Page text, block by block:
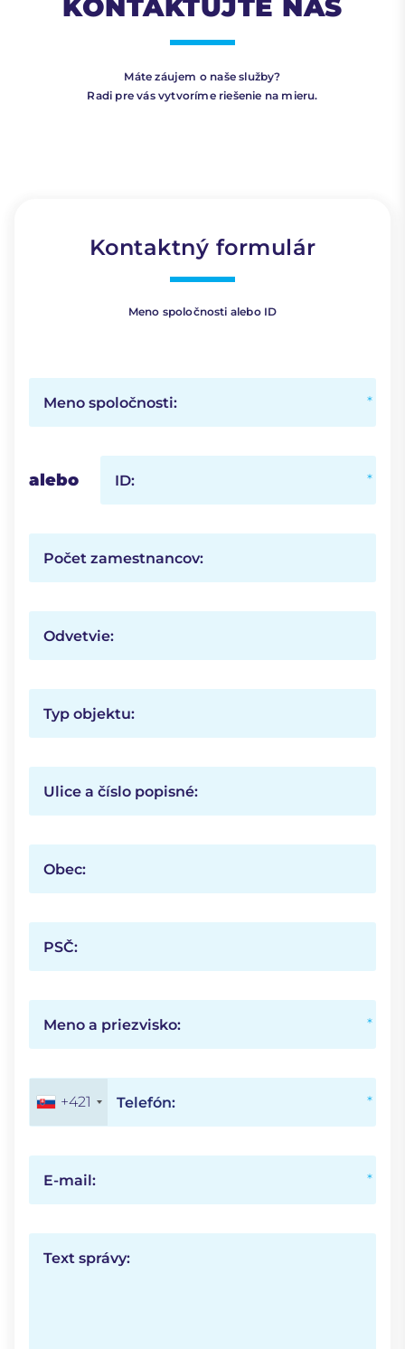
KONTAKTUJTE NÁS
Máte záujem o naše služby?
Radi pre vás vytvoríme riešenie na mieru.
Kontaktný formulár
Meno spoločnosti alebo ID
Meno spoločnosti:
alebo ID:
Počet zamestnancov:
Odvetvie:
Typ objektu:
Ulice a číslo popisné:
Obec:
PSČ:
Meno a priezvisko:
Telefón:
+421
E-mail:
Text správy: